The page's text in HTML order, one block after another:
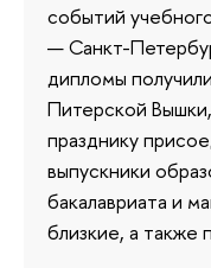
событий
— Санкт-
дипломы
Питерской
празднику
выпускники
бакалавриата и
близкие, а также